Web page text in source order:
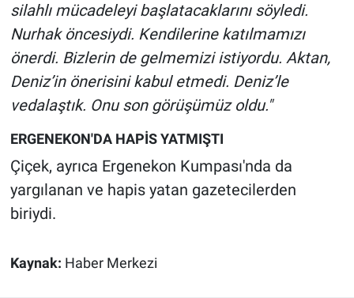
silahlı mücadeleyi başlatacaklarını söyledi.
Nurhak öncesiydi. Kendilerine katılmamızı
önerdi. Bizlerin de gelmemizi istiyordu. Aktan,
Deniz’in önerisini kabul etmedi. Deniz’le
vedalaştık. Onu son görüşümüz oldu."
ERGENEKON'DA HAPİS YATMIŞTI
Çiçek, ayrıca Ergenekon Kumpası'nda da
yargılanan ve hapis yatan gazetecilerden
biriydi.
Kaynak: Haber Merkezi
Popüler
Programlar
Sağlık
Spor
Teknoloji
Türkiye'nin Gündemi